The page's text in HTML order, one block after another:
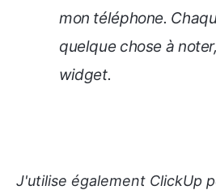
mon téléphone.
quelque chose à
widget.
J'utilise également ClickUp